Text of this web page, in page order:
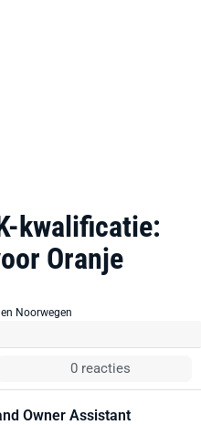
kwalificatie:
Oranje
0 reacties
Owner Assistant